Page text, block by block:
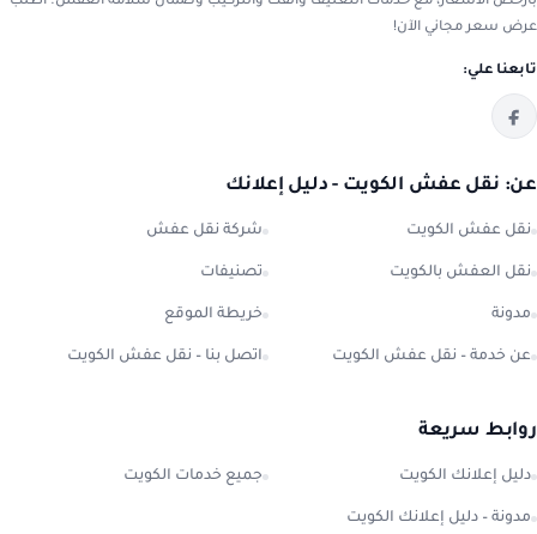
عرض سعر مجاني الآن!
تابعنا علي:
عن: نقل عفش الكويت - دليل إعلانك
نقل عفش الكويت شركة نقل عفش
نقل العفش بالكويت تصنيفات
مدونة خريطة الموقع
عن خدمة – نقل عفش الكويت اتصل بنا – نقل عفش الكويت
روابط سريعة
دليل إعلانك الكويت جميع خدمات الكويت
مدونة – دليل إعلانك الكويت